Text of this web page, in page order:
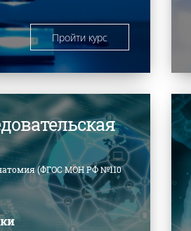
Пройти курс
(ФГОС МОН РФ №110